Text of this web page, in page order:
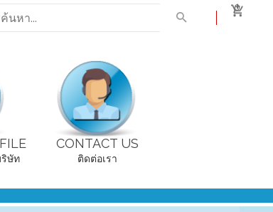
0
ษัท
CONTACT US
ติดต่อเรา